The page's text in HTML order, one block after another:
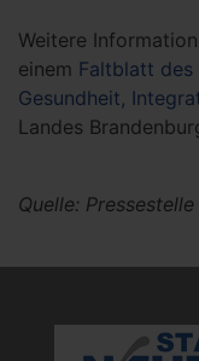
Weitere
einem Faltblatt des
Gesundheit,
Landes
Quelle: